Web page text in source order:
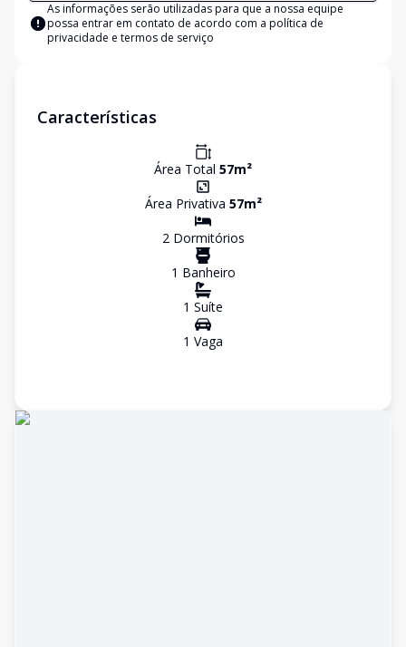
As informações serão utilizadas para que a nossa equipe
possa entrar em contato de acordo com a política de
privacidade e termos de serviço
Características
Área Total 57m²
Área Privativa 57m²
2Dormitórios
1 Banheiro
1 Suíte
1 Vaga